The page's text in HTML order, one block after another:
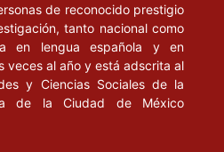
de reconocido prestigio
tanto nacional como
en lengua española y en
veces al año y está adscrita al
y Ciencias Sociales de la
de la Ciudad de México